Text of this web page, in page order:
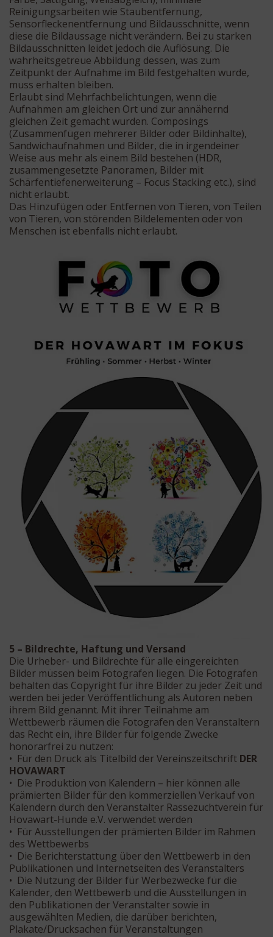
Reinigungsarbeiten wie Staubentfernung,
Sensorfleckenentfernung und Bildausschnitte, wenn
diese die Bildaussage nicht verändern. Bei zu starken
Bildausschnitten leidet jedoch die Auflösung. Die
wahrheitsgetreue Abbildung dessen, was zum
Zeitpunkt der Aufnahme im Bild festgehalten wurde,
muss erhalten bleiben.
Erlaubt sind Mehrfachbelichtungen, wenn die
Aufnahmen am gleichen Ort und zur annähernd
gleichen Zeit gemacht wurden. Composings
(Zusammenfügen mehrerer Bilder oder Bildinhalte),
Sandwichaufnahmen und Bilder, die in irgendeiner
Weise aus mehr als einem Bild bestehen (HDR,
zusammengesetzte Panoramen, Bilder mit
Schärfentiefenerweiterung – Focus Stacking etc.), sind
nicht erlaubt.
Das Hinzufügen oder Entfernen von Tieren, von Teilen
von Tieren, von störenden Bildelementen oder von
Menschen ist ebenfalls nicht erlaubt.
5 – Bildrechte, Haftung und Versand
Die Urheber- und Bildrechte für alle eingereichten
Bilder müssen beim Fotografen liegen. Die Fotografen
behalten das Copyright für ihre Bilder zu jeder Zeit und
werden bei jeder Veröffentlichung als Autoren neben
ihrem Bild genannt. Mit ihrer Teilnahme am
Wettbewerb räumen die Fotografen den Veranstaltern
das Recht ein, ihre Bilder für folgende Zwecke
honorarfrei zu nutzen:
• Für den Druck als Titelbild der Vereinszeitschrift DER
HOVAWART
• Die Produktion von Kalendern – hier können alle
prämierten Bilder für den kommerziellen Verkauf von
Kalendern durch den Veranstalter Rassezuchtverein für
Hovawart-Hunde e.V. verwendet werden
• Für Ausstellungen der prämierten Bilder im Rahmen
des Wettbewerbs
• Die Berichterstattung über den Wettbewerb in den
Publikationen und Internetseiten des Veranstalters
• Die Nutzung der Bilder für Werbezwecke für die
Kalender, den Wettbewerb und die Ausstellungen in
den Publikationen der Veranstalter sowie in
ausgewählten Medien, die darüber berichten,
Plakate/Drucksachen für Veranstaltungen